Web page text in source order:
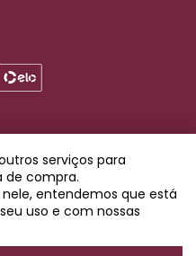
de 18 anos.
serviços para
de compra.
entendemos que está
uso e com nossas